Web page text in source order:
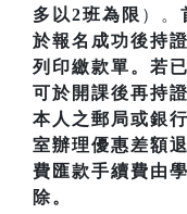
多以2班為限 ）。
於報名成功後持
列印繳款單。若
可於開課後再持
本人之郵局或銀
室辦理優惠差額退
費匯款手續費由
除。